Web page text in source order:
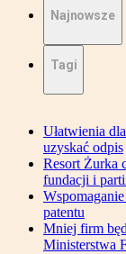
Najnowsze
Tagi
Ułatwienia
uzyskać odpis
Resort Żurka
fundacji i
patentu
Mniej firm
Ministerstwa